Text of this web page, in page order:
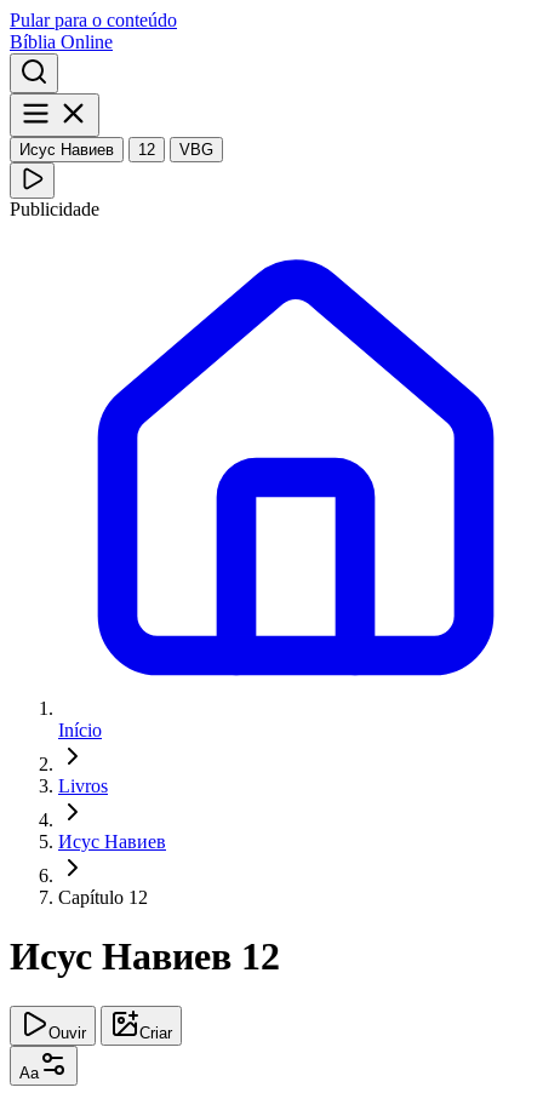
Pular para o conteúdo
Bíblia Online
Исус Навиев 12 VBG
Publicidade
Início
Livros
Исус Навиев
Capítulo 12
Исус Навиев 12
Ouvir Criar
Aa